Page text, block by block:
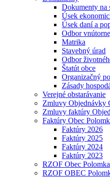
Dokumenty na
Úsek
Úsek daní a
Odbor
Matrika
Stavebný úrad
Odbor
Štatút obce
Organizačný
Zásady
Verejné obstarávanie
Zmluvy Objednávky
Zmluvy faktúry
Faktúry Obec
Faktúry 2026
Faktúry 2025
Faktúry 2024
Faktúry 2023
RZOF Obec Polomka
RZOF OBEC